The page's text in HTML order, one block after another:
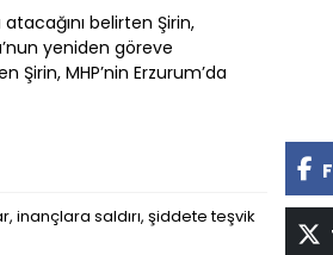
belirten Şirin,
yeniden göreve
MHP’nin Erzurum’da
saldırı, şiddete teşvik